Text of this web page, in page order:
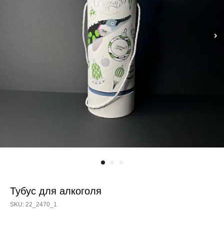
Тубус для алкоголя
SKU: 22_2470_1